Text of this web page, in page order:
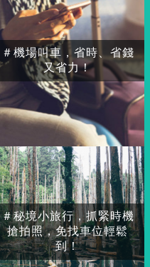
＃秘境小旅行，抓緊時機
搶拍照，免找車位輕鬆
到！
＃機場叫車，省時、省錢
又省力！